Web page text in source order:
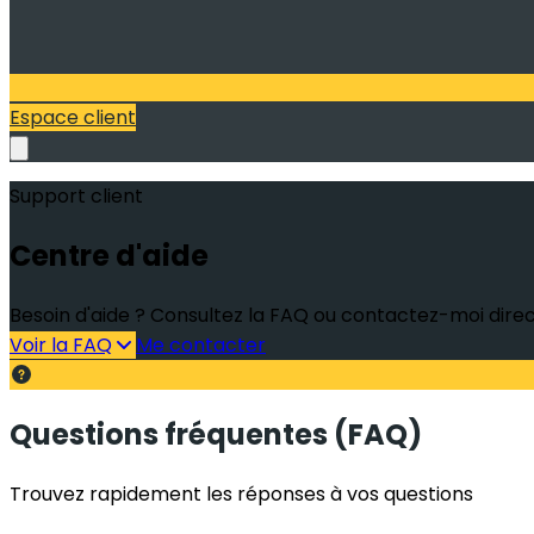
Espace client
Support client
Centre d'aide
Besoin d'aide ? Consultez la FAQ ou contactez-moi
Voir la FAQ
Me contacter
Questions fréquentes (FAQ)
Trouvez rapidement les réponses à vos questions